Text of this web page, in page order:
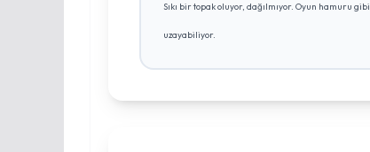
Sıkı bir topak oluyor, dağılmıyor. Oyun hamuru gibi
uzayabiliyor.